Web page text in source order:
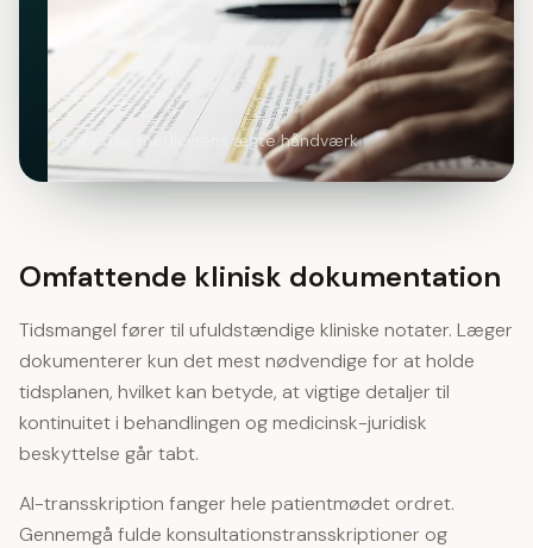
Genopdag medicinens ægte håndværk
Omfattende klinisk dokumentation
Tidsmangel fører til ufuldstændige kliniske notater. Læger
dokumenterer kun det mest nødvendige for at holde
tidsplanen, hvilket kan betyde, at vigtige detaljer til
kontinuitet i behandlingen og medicinsk-juridisk
beskyttelse går tabt.
AI-transskription fanger hele patientmødet ordret.
Gennemgå fulde konsultationstransskriptioner og